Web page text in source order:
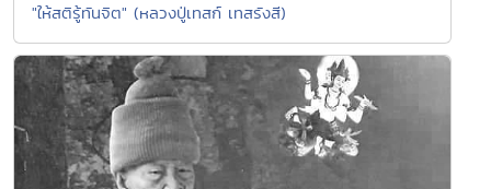
"ให้สติรู้ทันจิต" (หลวงปู่เทสก์ เทสรังสี)